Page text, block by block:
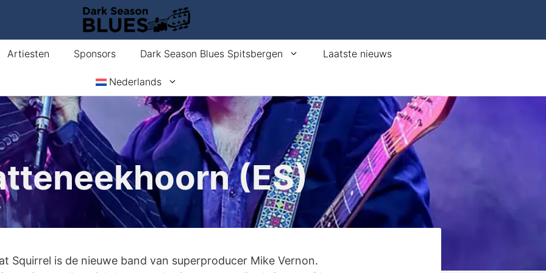
Artiesten Sponsors Dark Season Blues Spitsbergen Laatste nieuws
Nederlands
(ES)
at Squirrel is de nieuwe band van superproducer Mike Vernon.